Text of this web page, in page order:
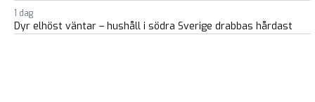
1 dag
Dyr elhöst väntar – hushåll i södra Sverige drabbas hårdast